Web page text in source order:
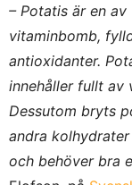
– Potatis är en
vitaminbomb,
antioxidanter.
innehåller fullt av
Dessutom bryts
andra
och behöver bra